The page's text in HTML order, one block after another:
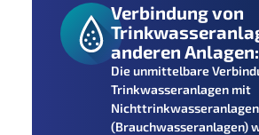
Verbindung von
anderen Anlagen:
Die unmittelbare
Trinkwasseranlagen mit
Nichttrinkwasseranlagen
(Brauchwasseranlagen)